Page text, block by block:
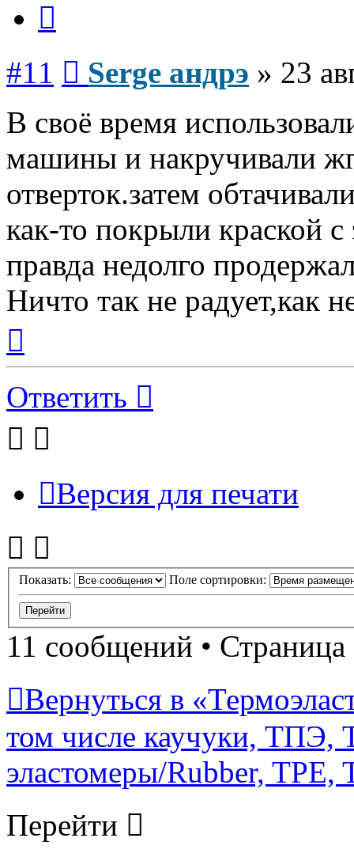
#11 Serge андрэ » 23
В своё время
машины и накручивали
отверток.затем
как-то покрыли краской
правда недолго
Ничто так не радует,как
началу
Ответить
Версия для печати
Показать: Поле сортировки:
11 сообщений • Страница
Вернуться в
том числе каучуки, ТПЭ,
эластомеры/Rubber, TPE,
Перейти